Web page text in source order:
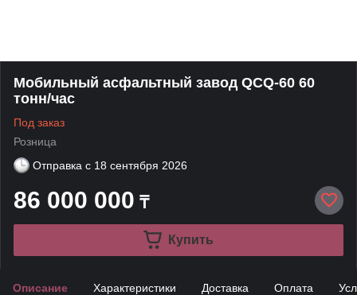
Мобильный асфальтный завод QCQ-60 60
тонн/час
Под заказ
Розница
Отправка с 18 сентября 2026
86 000 000 ₸
Купить
Описание Характеристики Доставка Оплата